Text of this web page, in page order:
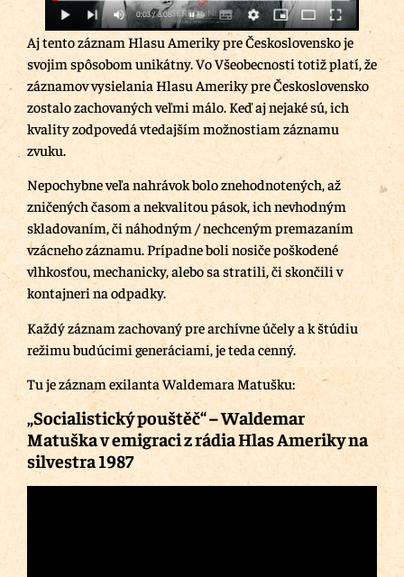
Aj tento záznam Hlasu Ameriky pre Československo je
svojim spôsobom unikátny. Vo Všeobecnosti totiž platí, že
záznamov vysielania Hlasu Ameriky pre Československo
zostalo zachovaných veľmi málo. Keď aj nejaké sú, ich
kvality zodpovedá vtedajším možnostiam záznamu
zvuku.
Nepochybne veľa nahrávok bolo znehodnotených, až
zničených časom a nekvalitou pások, ich nevhodným
skladovaním, či náhodným / nechceným premazaním
vzácneho záznamu. Prípadne boli nosiče poškodené
vlhkosťou, mechanicky, alebo sa stratili, či skončili v
kontajneri na odpadky.
Každý záznam zachovaný pre archívne účely a k štúdiu
režimu budúcimi generáciami, je teda cenný.
Tu je záznam exilanta Waldemara Matušku:
„Socialistický pouštěč“ – Waldemar
Matuška v emigraci z rádia Hlas Ameriky na
silvestra 1987